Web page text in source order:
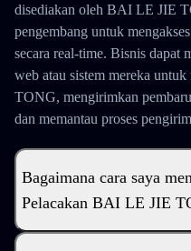
disediakan oleh BAI LE JIE
pengembang untuk
secara real-time. Bisnis dapat
web atau sistem mereka
TONG, mengirimkan
dan memantau proses
Bagaimana cara saya
Pelacakan BAI LE JIE